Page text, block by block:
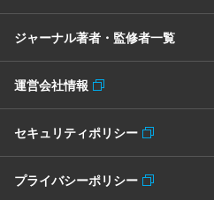
ジャーナル著者・監修者一覧
運営会社情報
セキュリティポリシー
プライバシーポリシー